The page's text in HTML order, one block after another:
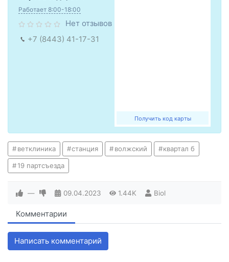
Получить код карты
Работает 8:00-18:00
Нет отзывов
+7 (8443) 41-17-31
ветклиника станция волжский квартал б
19 партсъезда
— 09.04.2023 1.44K Biol
Комментарии
Написать комментарий